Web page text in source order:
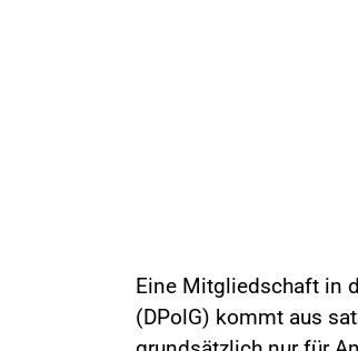
Eine Mitgliedschaft in
(DPolG) kommt aus